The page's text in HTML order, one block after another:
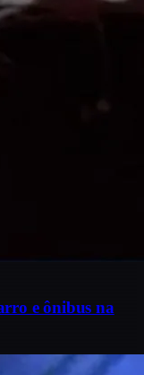
e ônibus na